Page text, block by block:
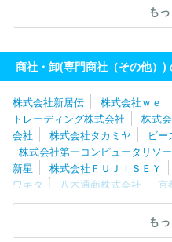
グス株式会社
ド
伊藤忠飼料株式会社
住商
社
株式会社ハーモニック
も
商社・卸(専門商社（その他）)
株式会社新居伝 株式会社ｗｅ
トレーディング株式会社
株式
会社
株式会社タカミヤ ビー
株式会社第一コンピュータリソ
新星
株式会社ＦＵＪＩＳＥＹ
ワキタ
八木通商株式会社 京
株式会社
株式会社シーエスシ
ゼニヤ海洋サービス株式会社
式会社バイオテック
も